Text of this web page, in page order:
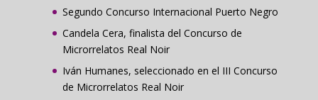
Segundo Concurso Internacional Puerto Negro
Candela Cera, finalista del Concurso de
Microrrelatos Real Noir
Iván Humanes, seleccionado en el III Concurso
de Microrrelatos Real Noir